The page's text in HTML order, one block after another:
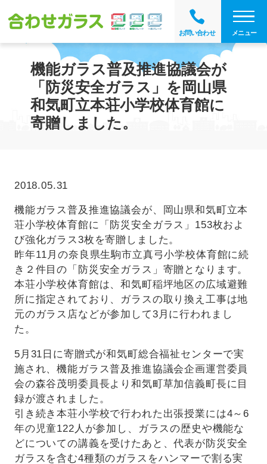
お問い合わせ メニュー
機能ガラス普及推進協議会が
「防災安全ガラス」を岡山県
和気町立本荘小学校体育館に
寄贈しました。
2018.05.31
機能ガラス普及推進協議会が、岡山県和気町立本
荘小学校体育館に「防災安全ガラス」153枚およ
び強化ガラス3枚を寄贈しました。
昨年11月の奈良県生駒市立真弓小学校体育館に続
き２件目の「防災安全ガラス」寄贈となります。
本荘小学校体育館は、和気町稲坪地区の広域避難
所に指定されており、ガラスの取り換え工事は地
元のガラス店などが参加して3月に行われまし
た。
5月31日に寄贈式が和気町総合福祉センターで実
施され、機能ガラス普及推進協議会企画運営委員
会の森谷茂明委員長より和気町草加信義町長に目
録が渡されました。
引き続き本荘小学校で行われた出張授業には4～6
年の児童122人が参加し、ガラスの歴史や機能な
どについての講義を受けたあと、代表が防災安全
ガラスを含む4種類のガラスをハンマーで割る実